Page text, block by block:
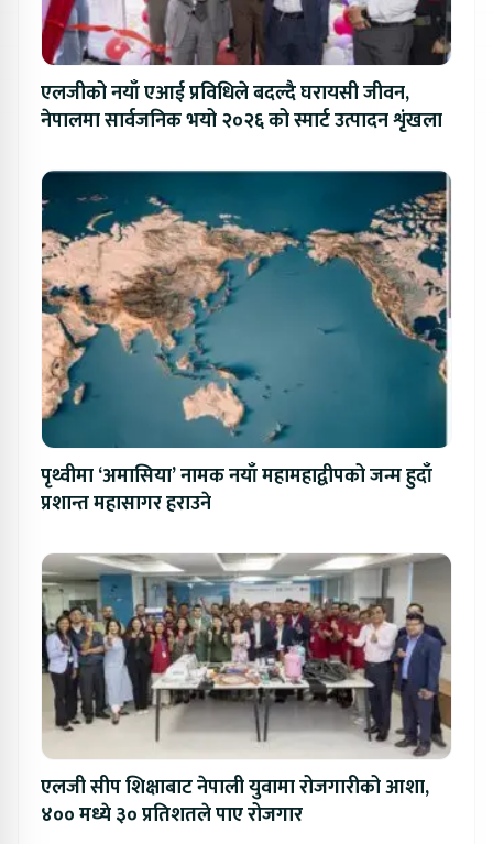
एलजीको नयाँ एआई प्रविधिले बदल्दै घरायसी जीवन,
नेपालमा सार्वजनिक भयो २०२६ को स्मार्ट उत्पादन शृंखला
पृथ्वीमा ‘अमासिया’ नामक नयाँ महामहाद्वीपको जन्म हुदाँ
प्रशान्त महासागर हराउने
एलजी सीप शिक्षाबाट नेपाली युवामा रोजगारीको आशा,
४०० मध्ये ३० प्रतिशतले पाए रोजगार